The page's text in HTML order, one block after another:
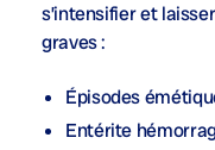
s’intensifier et
graves :
Épisodes
Entérite